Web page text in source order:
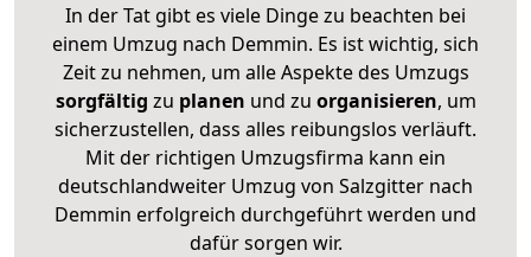
In der Tat gibt es viele Dinge zu beachten bei
einem Umzug nach Demmin. Es ist wichtig, sich
Zeit zu nehmen, um alle Aspekte des Umzugs
sorgfältig zu planen und zu organisieren, um
sicherzustellen, dass alles reibungslos verläuft.
Mit der richtigen Umzugsfirma kann ein
deutschlandweiter Umzug von Salzgitter nach
Demmin erfolgreich durchgeführt werden und
dafür sorgen wir.